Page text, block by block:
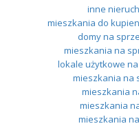
inne
mieszkania do
domy na
mieszkania na
lokale użytkowe
mieszkania na
mieszkania
mieszkania
mieszkania